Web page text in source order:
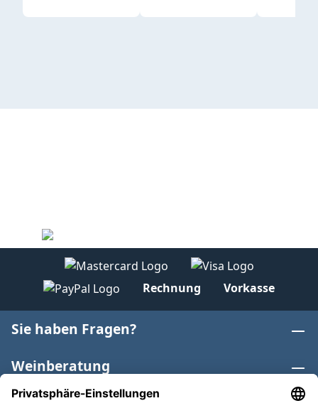
Rechnung Vorkasse
Sie haben Fragen?
Weinberatung
Informationen